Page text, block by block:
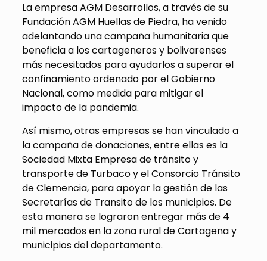
La empresa AGM Desarrollos, a través de su
Fundación AGM Huellas de Piedra, ha venido
adelantando una campaña humanitaria que
beneficia a los cartageneros y bolivarenses
más necesitados para ayudarlos a superar el
confinamiento ordenado por el Gobierno
Nacional, como medida para mitigar el
impacto de la pandemia.
Así mismo, otras empresas se han vinculado a
la campaña de donaciones, entre ellas es la
Sociedad Mixta Empresa de tránsito y
transporte de Turbaco y el Consorcio Tránsito
de Clemencia, para apoyar la gestión de las
Secretarías de Transito de los municipios. De
esta manera se lograron entregar más de 4
mil mercados en la zona rural de Cartagena y
municipios del departamento.